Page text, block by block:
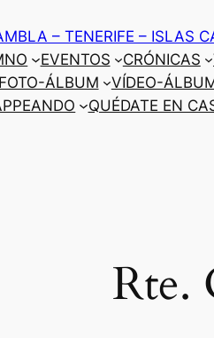
– TENERIFE – ISLAS
EVENTOS CRÓNICAS
FOTO-ÁLBUM VÍDEO-
QUÉDATE EN
Rte.